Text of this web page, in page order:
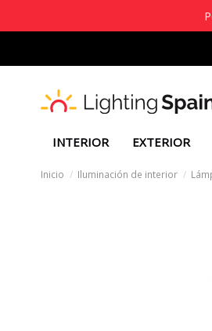
INTERIOR EXTERIOR
Inicio Iluminación de interior